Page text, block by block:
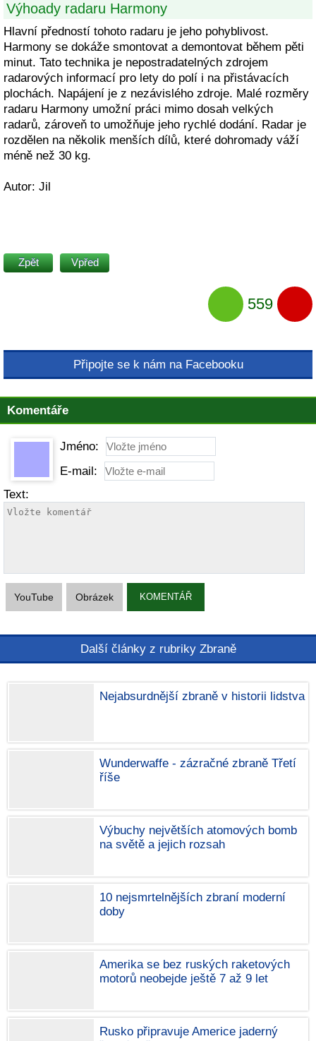
Výhoady radaru Harmony
Hlavní předností tohoto radaru je jeho pohyblivost.
Harmony se dokáže smontovat a demontovat během pěti
minut. Tato technika je nepostradatelných zdrojem
radarových informací pro lety do polí i na přistávacích
plochách. Napájení je z nezávislého zdroje. Malé rozměry
radaru Harmony umožní práci mimo dosah velkých
radarů, zároveň to umožňuje jeho rychlé dodání. Radar je
rozdělen na několik menších dílů, které dohromady váží
méně než 30 kg.
Autor: Jil
Zpět Vpřed
559
Připojte se k nám na Facebooku
Komentáře
Jméno:
E-mail:
Text:
YouTube Obrázek KOMENTÁŘ
Další články z rubriky Zbraně
Nejabsurdnější zbraně v historii lidstva
Wunderwaffe - zázračné zbraně Třetí
říše
Výbuchy největších atomových bomb
na světě a jejich rozsah
10 nejsmrtelnějších zbraní moderní
doby
Amerika se bez ruských raketových
motorů neobejde ještě 7 až 9 let
Rusko připravuje Americe jaderný